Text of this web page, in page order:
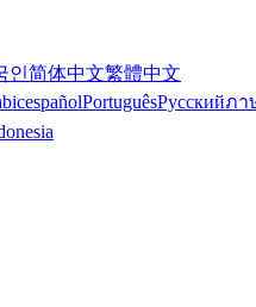
인简体中文繁體中文
españolPortuguêsРусскийภา